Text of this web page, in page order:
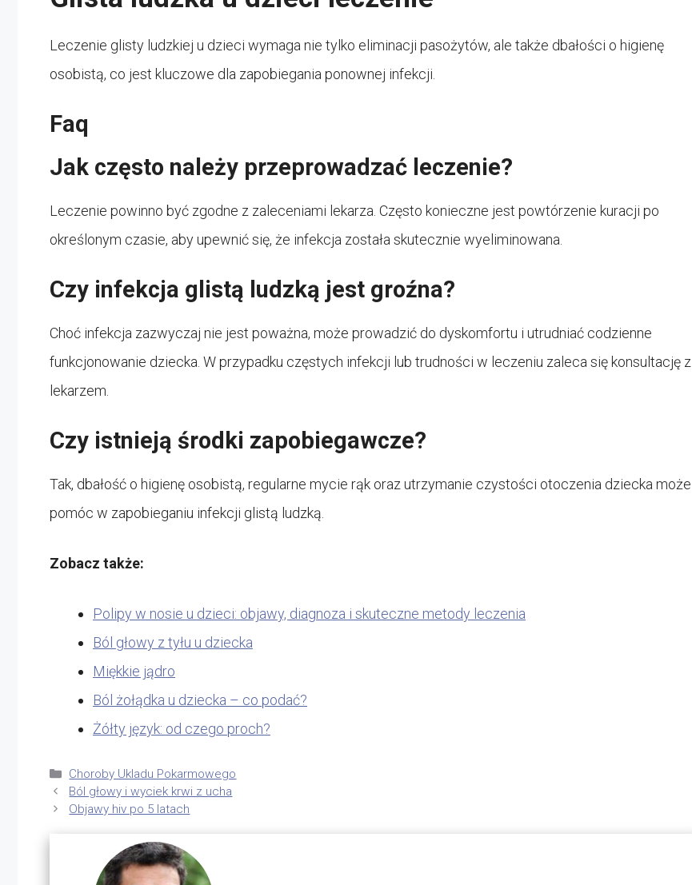
Leczenie glisty ludzkiej u dzieci wymaga nie tylko eliminacji pasożytów, ale także dbałości o higienę
osobistą, co jest kluczowe dla zapobiegania ponownej infekcji.
Faq
Jak często należy przeprowadzać leczenie?
Leczenie powinno być zgodne z zaleceniami lekarza. Często konieczne jest powtórzenie kuracji po
określonym czasie, aby upewnić się, że infekcja została skutecznie wyeliminowana.
Czy infekcja glistą ludzką jest groźna?
Choć infekcja zazwyczaj nie jest poważna, może prowadzić do dyskomfortu i utrudniać codzienne
funkcjonowanie dziecka. W przypadku częstych infekcji lub trudności w leczeniu zaleca się konsultację z
lekarzem.
Czy istnieją środki zapobiegawcze?
Tak, dbałość o higienę osobistą, regularne mycie rąk oraz utrzymanie czystości otoczenia dziecka może
pomóc w zapobieganiu infekcji glistą ludzką.
Zobacz także:
Polipy w nosie u dzieci: objawy, diagnoza i skuteczne metody leczenia
Ból głowy z tyłu u dziecka
Miękkie jądro
Ból żołądka u dziecka – co podać?
Żółty język: od czego proch?
Kategorie
Choroby Ukladu Pokarmowego
Ból głowy i wyciek krwi z ucha
Objawy hiv po 5 latach